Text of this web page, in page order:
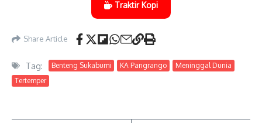
Traktir Kopi
Share Article
Tag: Benteng Sukabumi KA Pangrango
Meninggal Dunia
Tertemper